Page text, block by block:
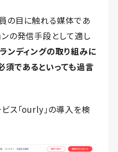
の目に触れる媒体であ
の発信手段として適し
ンディングの取り組みに
須であるといっても過言
ス「ourly」の導入を検